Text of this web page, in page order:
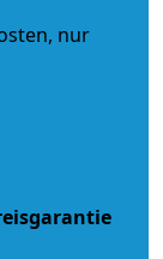
nur